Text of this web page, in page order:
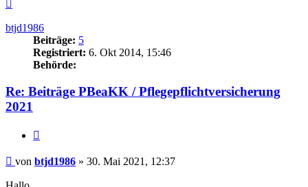
btjd1986
Beiträge: 5
Registriert: 6. Okt 2014, 15:46
Behörde:
Re: Beiträge PBeaKK / Pflegepflichtversicherung
2021
Beitrag
von btjd1986 » 30. Mai 2021, 12:37